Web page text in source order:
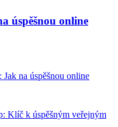
úspěšnou online
na úspěšnou online